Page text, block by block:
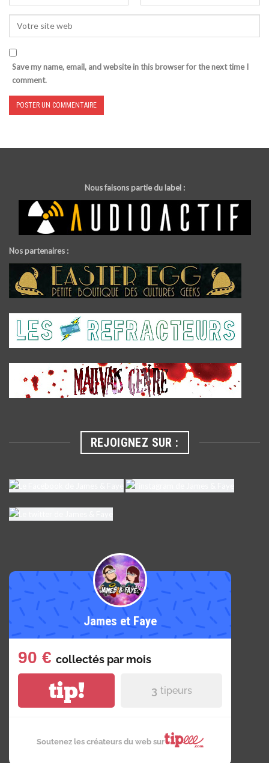
Save my name, email, and website in this browser for the next time I
comment.
Nous faisons partie du label :
Nos partenaires :
REJOIGNEZ SUR :
James et Faye
90 € collectés par mois
tip! 3 tipeurs
Soutenez les créateurs du web sur